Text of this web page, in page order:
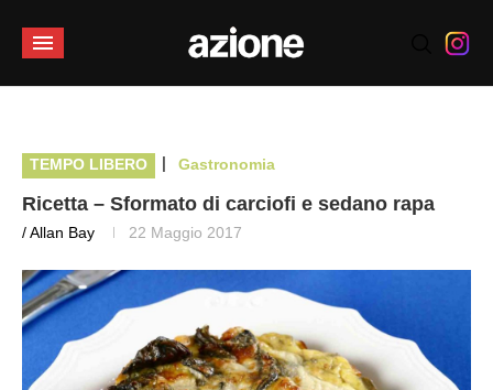
TEMPO LIBERO | Gastronomia
Ricetta – Sformato di carciofi e sedano rapa
/ Allan Bay 22 Maggio 2017